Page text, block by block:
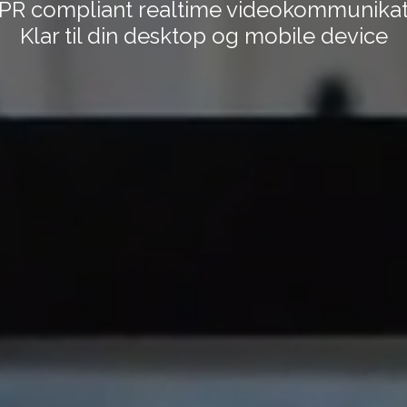
compliant realtime
Klar til din desktop og mobile device